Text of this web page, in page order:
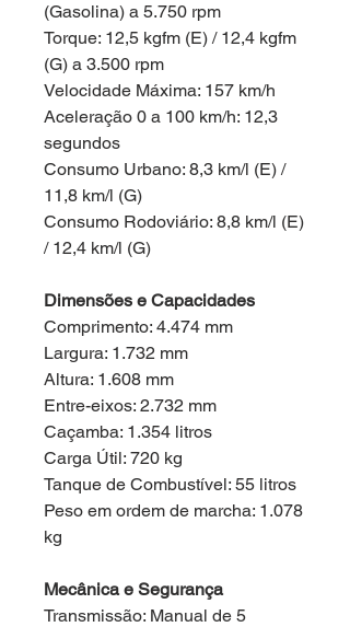
(Gasolina) a 5.750 rpm
Torque: 12,5 kgfm (E) / 12,4 kgfm
(G) a 3.500 rpm
Velocidade Máxima: 157 km/h
Aceleração 0 a 100 km/h: 12,3
segundos
Consumo Urbano: 8,3 km/l (E) /
11,8 km/l (G)
Consumo Rodoviário: 8,8 km/l (E)
/ 12,4 km/l (G)
Dimensões e Capacidades
Comprimento: 4.474 mm
Largura: 1.732 mm
Altura: 1.608 mm
Entre-eixos: 2.732 mm
Caçamba: 1.354 litros
Carga Útil: 720 kg
Tanque de Combustível: 55 litros
Peso em ordem de marcha: 1.078
kg
Mecânica e Segurança
Transmissão: Manual de 5